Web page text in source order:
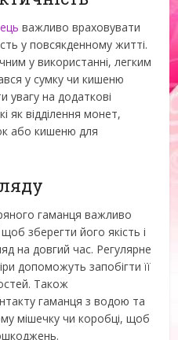
важливо враховувати
у повсякденному житті.
у використанні, легким
у сумку чи кишеню
увагу на додаткові
як відділення монет,
або кишеню для
гаманця важливо
зберегти його якість і
на довгий час. Регулярне
допоможуть запобігти її
Також
гаманця з водою та
мішечку чи коробці, щоб